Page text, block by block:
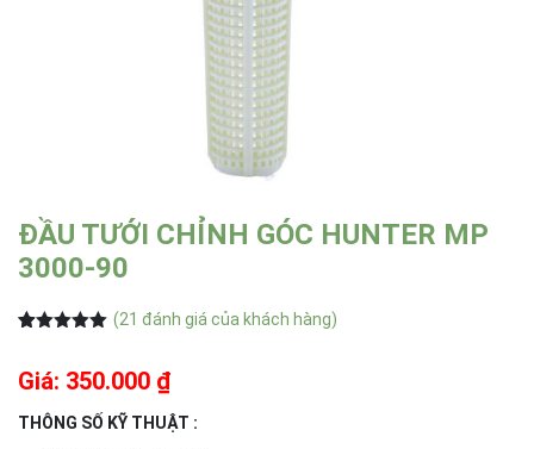
ĐẦU TƯỚI CHỈNH GÓC HUNTER MP
3000-90
đánh giá
(21 đánh giá của khách hàng)
Giá: 350.000 ₫
THÔNG SỐ KỸ THUẬT :